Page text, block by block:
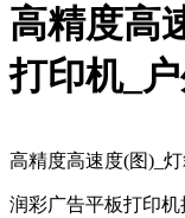
高精度高
打印机_
高精度高速度(图)_
润彩广告平板打印